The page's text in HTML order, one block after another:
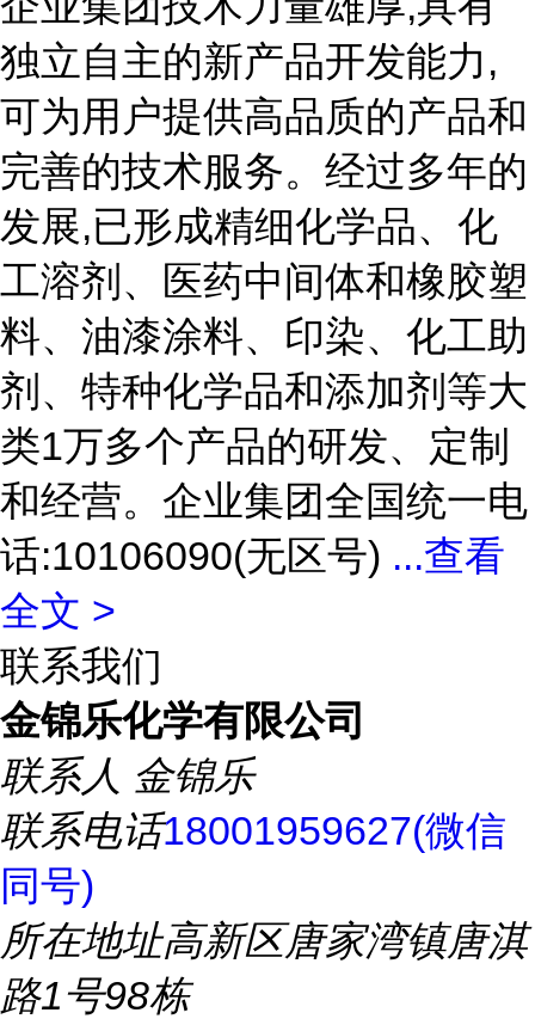
独立自主的新产品开发能力,
可为用户提供高品质的产品和
完善的技术服务。经过多年的
发展,已形成精细化学品、化
工溶剂、医药中间体和橡胶塑
料、油漆涂料、印染、化工助
剂、特种化学品和添加剂等大
类1万多个产品的研发、定制
和经营。企业集团全国统一电
话:10106090(无区号) ...查看
全文 >
联系我们
金锦乐化学有限公司
联系人 金锦乐
联系电话18001959627(微信
同号)
所在地址高新区唐家湾镇唐淇
路1号98栋